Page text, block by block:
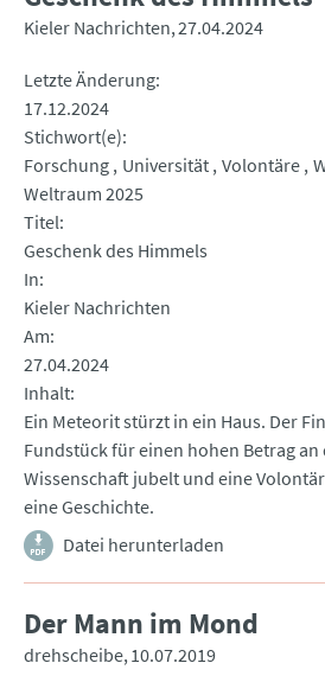
Kieler Nachrichten 27.04.2024
Letzte Änderung
17.12.2024
Stichwort(e)
Forschung Universität Volontäre
Weltraum 2025
Titel
Geschenk des Himmels
In
Kieler Nachrichten
Am
27.04.2024
Inhalt
Ein Meteorit stürzt in ein Haus. Der
Fundstück für einen hohen Betrag
Wissenschaft jubelt und eine
eine Geschichte.
Datei herunterladen
Der Mann im Mond
drehscheibe 10.07.2019